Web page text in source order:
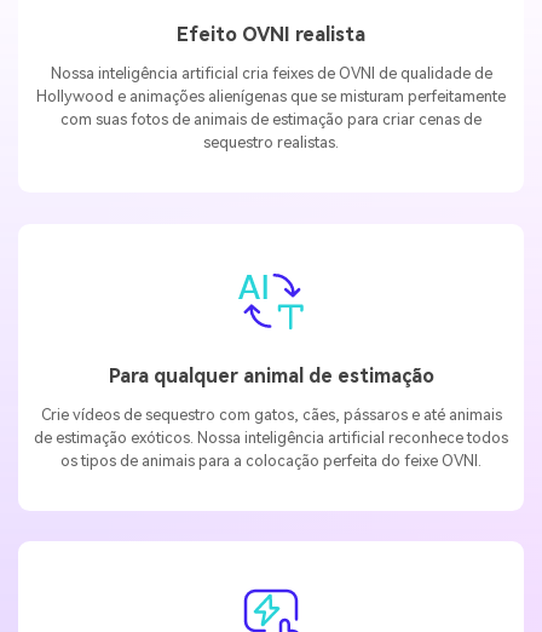
Efeito OVNI realista
Nossa inteligência artificial cria feixes de OVNI de qualidade de
Hollywood e animações alienígenas que se misturam perfeitamente
com suas fotos de animais de estimação para criar cenas de
sequestro realistas.
Para qualquer animal de estimação
Crie vídeos de sequestro com gatos, cães, pássaros e até animais
de estimação exóticos. Nossa inteligência artificial reconhece todos
os tipos de animais para a colocação perfeita do feixe OVNI.